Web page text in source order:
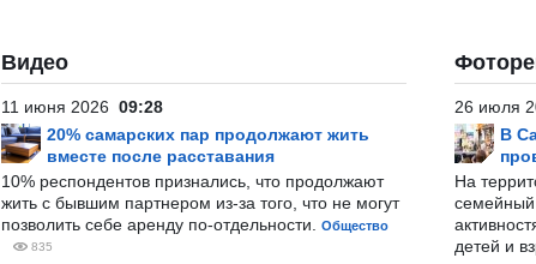
Видео
11 июня 2026 09:28
20% самарских пар продолжают жить
вместе после расставания
10% респондентов признались, что продолжают
жить с бывшим партнером из-за того, что не могут
позволить себе аренду по-отдельности.
Общество
835
26 июля
В
На
детей и